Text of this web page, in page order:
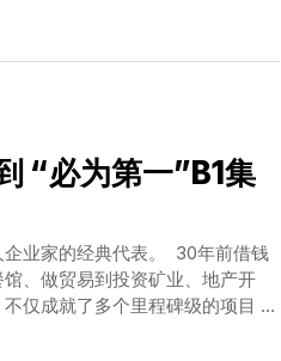
会英语，不会开车，只是在餐馆刷
以此为资本再贷
付第二套房子的首付。当然这
下，那时的趋势是房价每 7年翻
连续 28年增长。同时那几年贷款
抵押就能贷款 60% ，或者有收
很容易贷到80%。然后以房租支
以只还利息不还本金。如此循环
卖，经常就举手出价买了下来。
到很多贷款中介业务，但是理念
工作，从1990年开始一点一滴积
有人真正付诸行动 ，而且行动
侣共同奋斗。但corbettLyon实
平方米，建筑面积有 1200平方
年完工，历时5年。 2009年开
观。它曾被评为世界十大家庭博
亚建筑师协会颁发的哈罗德—德
他们又在家庭博物馆隔壁建设了
是墨尔本 Lyons建筑设计事务
其以人为本的建筑设计思想享有
“必为第一”B1集
业家的经典代表。 30年前借钱
、做贸易到投资矿业、地产开
仅成就了多个里程碑级的项目 ，